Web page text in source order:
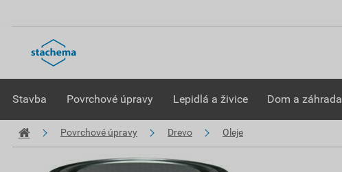
Stavba Povrchové úpravy Lepidlá a živice Dom a záhrada
Povrchové úpravy Drevo Oleje